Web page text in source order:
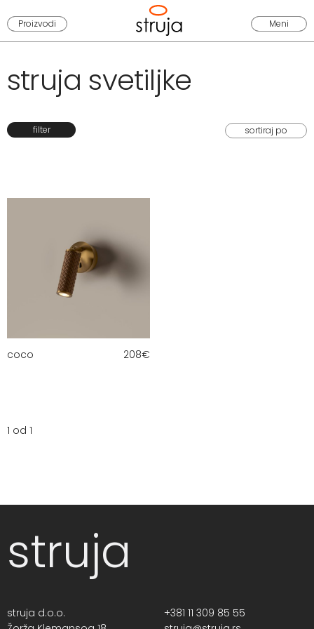
Proizvodi Meni
struja svetiljke
filter
coco 208€
1 od 1
struja
struja d.o.o.
+381 11 309 85 55